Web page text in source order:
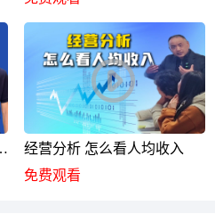
经营分析 怎么看人均收入
免费观看